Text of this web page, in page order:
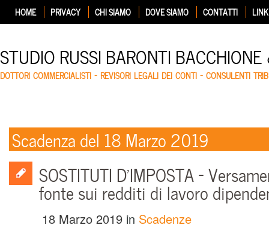
HOME PRIVACY CHI SIAMO DOVE SIAMO CONTATTI LINK
STUDIO RUSSI BARONTI
DOTTORI COMMERCIALISTI – REVISORI LEGALI DEI CONTI – CONSULENTI
Scadenza del 18 Marzo 2019
SOSTITUTI D’IMPOSTA –
fonte sui redditi di lavoro
18 Marzo 2019 in Scadenze